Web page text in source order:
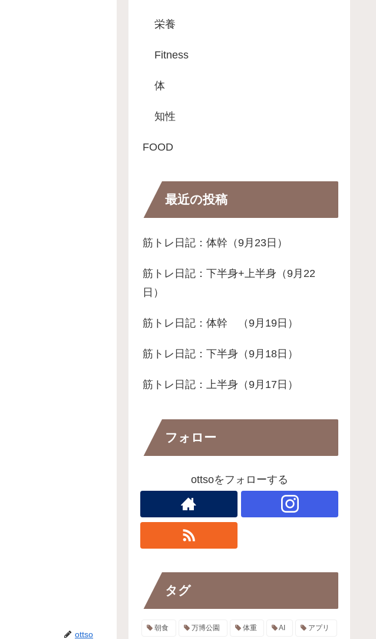
ottso
栄養
Fitness
体
知性
FOOD
最近の投稿
筋トレ日記：体幹（9月23日）
筋トレ日記：下半身+上半身（9月22
日）
筋トレ日記：体幹 （9月19日）
筋トレ日記：下半身（9月18日）
筋トレ日記：上半身（9月17日）
フォロー
ottsoをフォローする
タグ
朝食 万博公園 体重 AI アプリ